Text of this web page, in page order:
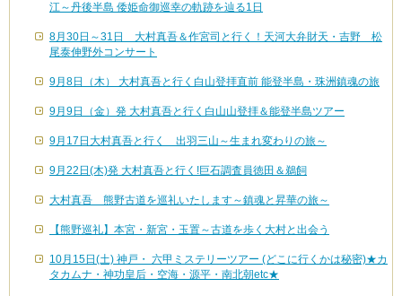
江～丹後半島 倭姫命御巡幸の軌跡を辿る1日
8月30日～31日 大村真吾＆作宮司と行く！天河大弁財天・吉野 松
尾泰伸野外コンサート
9月8日（木） 大村真吾と行く白山登拝直前 能登半島・珠洲鎮魂の旅
9月9日（金）発 大村真吾と行く白山山登拝＆能登半島ツアー
9月17日大村真吾と行く 出羽三山～生まれ変わりの旅～
9月22日(木)発 大村真吾と行く!巨石調査員徳田＆鵜飼
大村真吾 熊野古道を巡礼いたします～鎮魂と昇華の旅～
【熊野巡礼】本宮・新宮・玉置～古道を歩く大村と出会う
10月15日(土) 神戸・ 六甲ミステリーツアー (どこに行くかは秘密)★カ
タカムナ・神功皇后・空海・源平・南北朝etc★